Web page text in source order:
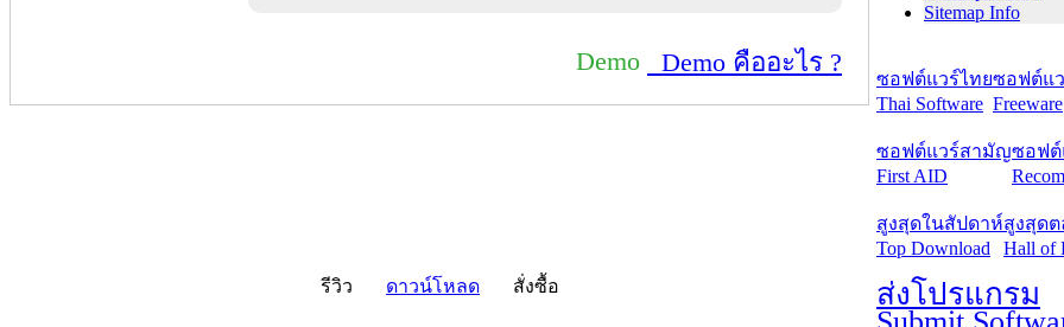
Demo Demo คืออะไร ?
รีวิว ดาวน์โหลด สั่งซื้อ
Sitemap Info
ซอฟต์แวร์ไทย
Thai Software
ซอฟต์แ
Freeware
ซอฟต์แวร์สามัญ
First AID
ซอฟต์
สูงสุดในสัปดาห์
Top Download
สูงสุด
Hall of
ส่งโปรแกรม